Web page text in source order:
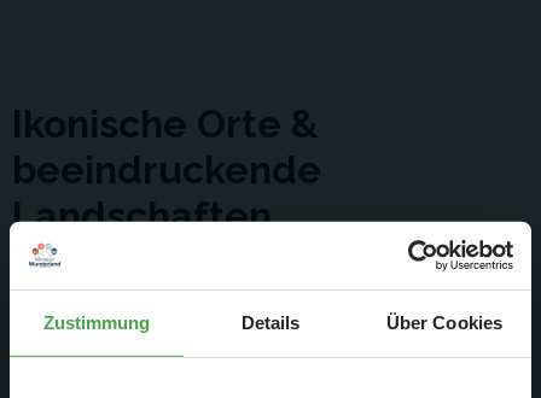
Zustimmung Details Über Cookies
Ikonische Orte &
beeindruckende
Landschaften